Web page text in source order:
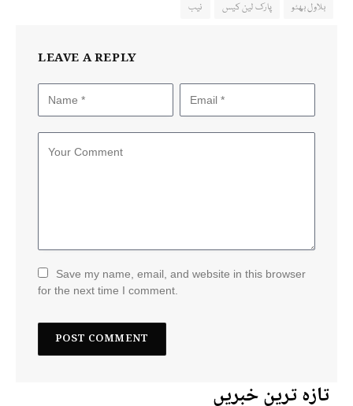
بلاول بھٹو پارک لین کیس نیب
LEAVE A REPLY
Save my name, email, and website in this browser
for the next time I comment.
تازہ ترین خبریں